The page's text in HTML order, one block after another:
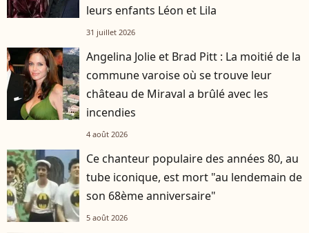
leurs enfants Léon et Lila
31 juillet 2026
Angelina Jolie et Brad Pitt : La moitié de la
commune varoise où se trouve leur
château de Miraval a brûlé avec les
incendies
4 août 2026
Ce chanteur populaire des années 80, au
tube iconique, est mort "au lendemain de
son 68ème anniversaire"
5 août 2026